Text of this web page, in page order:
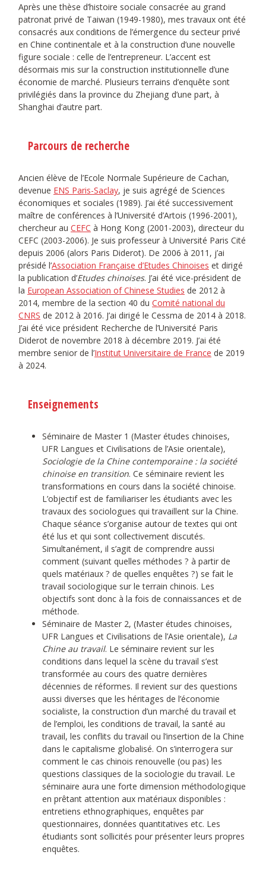
Après une thèse d’histoire sociale consacrée au grand
patronat privé de Taiwan (1949-1980), mes travaux ont été
consacrés aux conditions de l’émergence du secteur privé
en Chine continentale et à la construction d’une nouvelle
figure sociale : celle de l’entrepreneur. L’accent est
désormais mis sur la construction institutionnelle d’une
économie de marché. Plusieurs terrains d’enquête sont
privilégiés dans la province du Zhejiang d’une part, à
Shanghai d’autre part.
Parcours de recherche
Ancien élève de l’Ecole Normale Supérieure de Cachan,
devenue ENS Paris-Saclay, je suis agrégé de Sciences
économiques et sociales (1989). J’ai été successivement
maître de conférences à l’Université d’Artois (1996-2001),
chercheur au CEFC à Hong Kong (2001-2003), directeur du
CEFC (2003-2006). Je suis professeur à Université Paris Cité
depuis 2006 (alors Paris Diderot). De 2006 à 2011, j’ai
présidé l’Association Française d’Etudes Chinoises et dirigé
la publication d’Etudes chinoises. J’ai été vice-président de
la European Association of Chinese Studies de 2012 à
2014, membre de la section 40 du Comité national du
CNRS de 2012 à 2016. J’ai dirigé le Cessma de 2014 à 2018.
J’ai été vice président Recherche de l’Université Paris
Diderot de novembre 2018 à décembre 2019. J’ai été
membre senior de l’Institut Universitaire de France de 2019
à 2024.
Enseignements
Séminaire de Master 1 (Master études chinoises,
UFR Langues et Civilisations de l’Asie orientale),
Sociologie de la Chine contemporaine : la société
chinoise en transition. Ce séminaire revient les
transformations en cours dans la société chinoise.
L’objectif est de familiariser les étudiants avec les
travaux des sociologues qui travaillent sur la Chine.
Chaque séance s’organise autour de textes qui ont
été lus et qui sont collectivement discutés.
Simultanément, il s’agit de comprendre aussi
comment (suivant quelles méthodes ? à partir de
quels matériaux ? de quelles enquêtes ?) se fait le
travail sociologique sur le terrain chinois. Les
objectifs sont donc à la fois de connaissances et de
méthode.
Séminaire de Master 2, (Master études chinoises,
UFR Langues et Civilisations de l’Asie orientale), La
Chine au travail. Le séminaire revient sur les
conditions dans lequel la scène du travail s’est
transformée au cours des quatre dernières
décennies de réformes. Il revient sur des questions
aussi diverses que les héritages de l’économie
socialiste, la construction d’un marché du travail et
de l’emploi, les conditions de travail, la santé au
travail, les conflits du travail ou l’insertion de la Chine
dans le capitalisme globalisé. On s’interrogera sur
comment le cas chinois renouvelle (ou pas) les
questions classiques de la sociologie du travail. Le
séminaire aura une forte dimension méthodologique
en prêtant attention aux matériaux disponibles :
entretiens ethnographiques, enquêtes par
questionnaires, données quantitatives etc. Les
étudiants sont sollicités pour présenter leurs propres
enquêtes.